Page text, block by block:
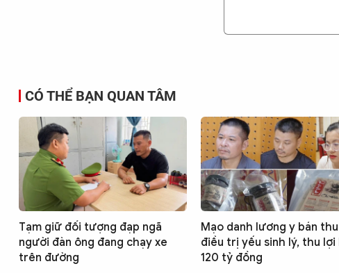
CÓ THỂ BẠN QUAN TÂM
Tạm giữ đối tượng đạp ngã
người đàn ông đang chạy xe
trên đường
Mạo danh lương y bán
điều trị yếu sinh lý, thu lợi
120 tỷ đồng